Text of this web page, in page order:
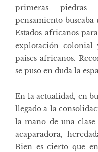
primeras piedras
pensamiento
Estados africanos
explotación
países africanos.
se puso en duda la
En la actualidad, en
llegado a la
la mano de una
acaparadora,
Bien es cierto que